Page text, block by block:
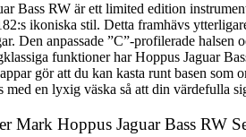
Bass RW är ett limited edition
ikoniska stil. Detta framhävs
Den anpassade ”C”-profilerade
funktioner har Hoppus Jaguar
gör att du kan kasta runt basen
med en lyxig väska så att din värdefulla
Mark Hoppus Jaguar Bass RW